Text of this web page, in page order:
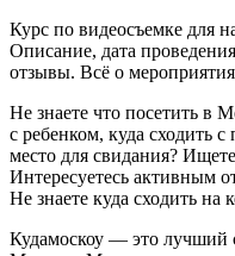
Курс по видеосъемке для
Описание, дата
отзывы. Всё о
Не знаете что посетить в
с ребенком, куда сходить
место для свидания?
Интересуетесь активным
Не знаете куда сходить на
Кудамоскоу — это лучший